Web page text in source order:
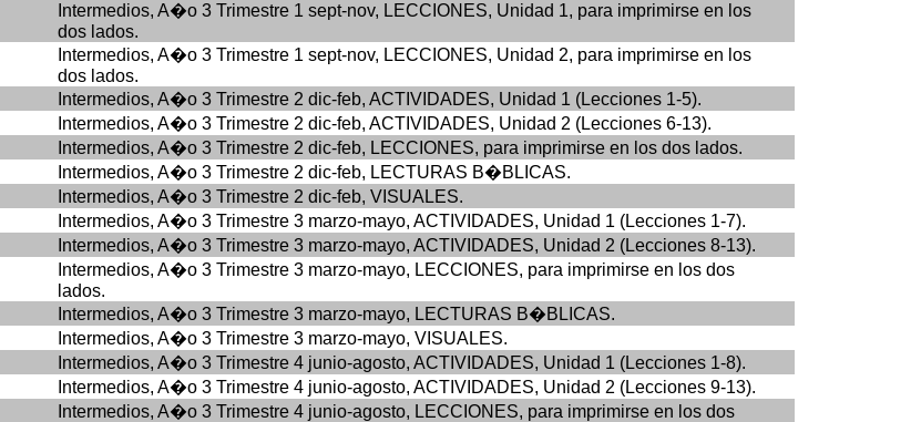
Intermedios, A�o 3 Trimestre 1 sept-nov, LECCIONES, Unidad 1, para imprimirse en los
dos lados.
Intermedios, A�o 3 Trimestre 1 sept-nov, LECCIONES, Unidad 2, para imprimirse en los
dos lados.
Intermedios, A�o 3 Trimestre 2 dic-feb, ACTIVIDADES, Unidad 1 (Lecciones 1-5).
Intermedios, A�o 3 Trimestre 2 dic-feb, ACTIVIDADES, Unidad 2 (Lecciones 6-13).
Intermedios, A�o 3 Trimestre 2 dic-feb, LECCIONES, para imprimirse en los dos lados.
Intermedios, A�o 3 Trimestre 2 dic-feb, LECTURAS B�BLICAS.
Intermedios, A�o 3 Trimestre 2 dic-feb, VISUALES.
Intermedios, A�o 3 Trimestre 3 marzo-mayo, ACTIVIDADES, Unidad 1 (Lecciones 1-7).
Intermedios, A�o 3 Trimestre 3 marzo-mayo, ACTIVIDADES, Unidad 2 (Lecciones 8-13).
Intermedios, A�o 3 Trimestre 3 marzo-mayo, LECCIONES, para imprimirse en los dos
lados.
Intermedios, A�o 3 Trimestre 3 marzo-mayo, LECTURAS B�BLICAS.
Intermedios, A�o 3 Trimestre 3 marzo-mayo, VISUALES.
Intermedios, A�o 3 Trimestre 4 junio-agosto, ACTIVIDADES, Unidad 1 (Lecciones 1-8).
Intermedios, A�o 3 Trimestre 4 junio-agosto, ACTIVIDADES, Unidad 2 (Lecciones 9-13).
Intermedios, A�o 3 Trimestre 4 junio-agosto, LECCIONES, para imprimirse en los dos